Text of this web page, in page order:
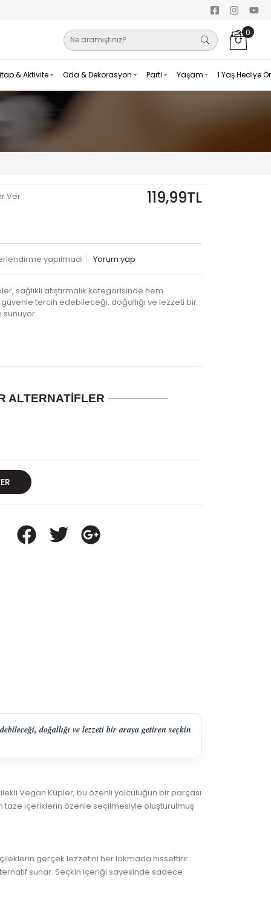
0
& Aktivite Oda & Dekorasyon Parti Yaşam 1 Yaş Hediye
Ver
119,99TL
yapılmadı Yorum yap
sağlıklı atıştırmalık kategorisinde hem
tercih edebileceği, doğallığı ve lezzeti bir
ALTERNATIFLER
doğallığı ve lezzeti bir araya getiren seçkin
Vegan Küpler, bu özenli yolculuğun bir parçası
taze içeriklerin özenle seçilmesiyle oluşturulmuş
gerçek lezzetini her lokmada hissettirir.
sunar. Seçkin içeriği sayesinde sadece